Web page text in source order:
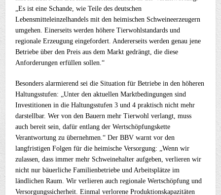
„Es ist eine Schande, wie Teile des deutschen
Lebensmitteleinzelhandels mit den heimischen Schweineerzeugern
umgehen. Einerseits werden höhere Tierwohlstandards und
regionale Erzeugung eingefordert. Andererseits werden genau jene
Betriebe über den Preis aus dem Markt gedrängt, die diese
Anforderungen erfüllen sollen.“
Besonders alarmierend sei die Situation für Betriebe in den höheren
Haltungsstufen: „Unter den aktuellen Marktbedingungen sind
Investitionen in die Haltungsstufen 3 und 4 praktisch nicht mehr
darstellbar. Wer von den Bauern mehr Tierwohl verlangt, muss
auch bereit sein, dafür entlang der Wertschöpfungskette
Verantwortung zu übernehmen.“ Der BBV warnt vor den
langfristigen Folgen für die heimische Versorgung: „Wenn wir
zulassen, dass immer mehr Schweinehalter aufgeben, verlieren wir
nicht nur bäuerliche Familienbetriebe und Arbeitsplätze im
ländlichen Raum. Wir verlieren auch regionale Wertschöpfung und
Versorgungssicherheit. Einmal verlorene Produktionskapazitäten